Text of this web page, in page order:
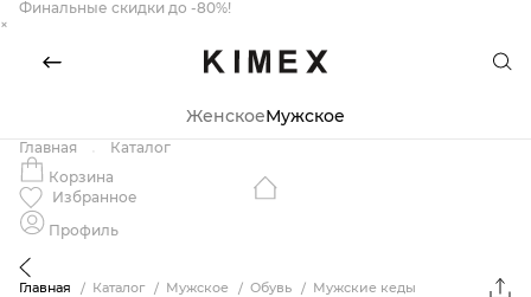
Финальные скидки до -80%!
×
ЖенскоеМужское
Главная
Каталог
Корзина
Избранное
Профиль
Главная Каталог Мужское Обувь Мужские кеды